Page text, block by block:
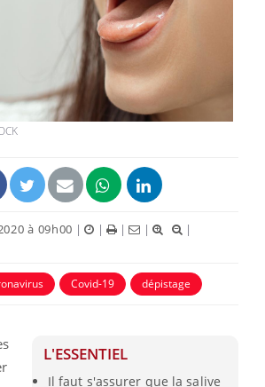
à 09h00 | | | |
|
Covid-19 dépistage
L'ESSENTIEL
Il faut s'assurer que la salive